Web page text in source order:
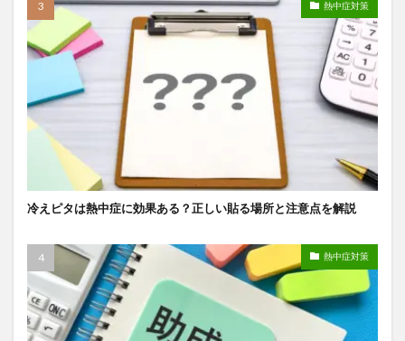
熱中症対策
冷えピタは熱中症に効果ある？正しい貼る場所と注意点を解説
熱中症対策